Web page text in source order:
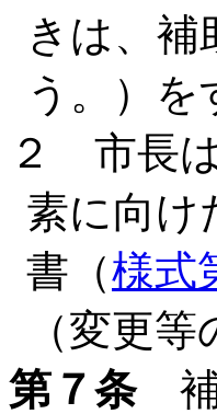
きは、補
う。）
２ 市長
素に向け
書（様式
（変更等
第７条補